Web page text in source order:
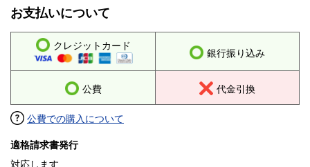
お支払いについて
クレジットカード
銀行振り込み
公費 代金引換
公費での購入について
適格請求書発行
対応します